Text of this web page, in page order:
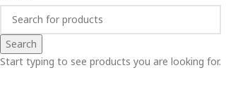
Search
Start typing to see products you are looking for.